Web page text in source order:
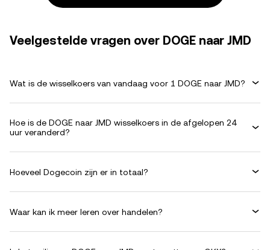
Veelgestelde vragen over DOGE naar JMD
Wat is de wisselkoers van vandaag voor 1 DOGE naar JMD?
Hoe is de DOGE naar JMD wisselkoers in de afgelopen 24
uur veranderd?
Hoeveel Dogecoin zijn er in totaal?
Waar kan ik meer leren over handelen?